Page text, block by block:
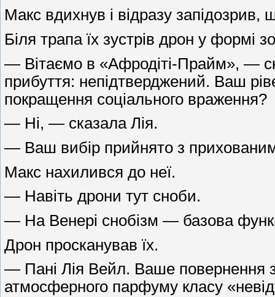
Макс вдихнув і відразу запідозрив,
Біля трапа їх зустрів дрон у формі
— Вітаємо в «Афродіті-Прайм», —
прибуття: непідтверджений. Ваш
покращення соціального враження?
— Ні, — сказала Лія.
— Ваш вибір прийнято з
Макс нахилився до неї.
— Навіть дрони тут сноби.
— На Венері снобізм — базова
Дрон просканував їх.
— Пані Лія Вейл. Ваше повернення
атмосферного парфуму класу